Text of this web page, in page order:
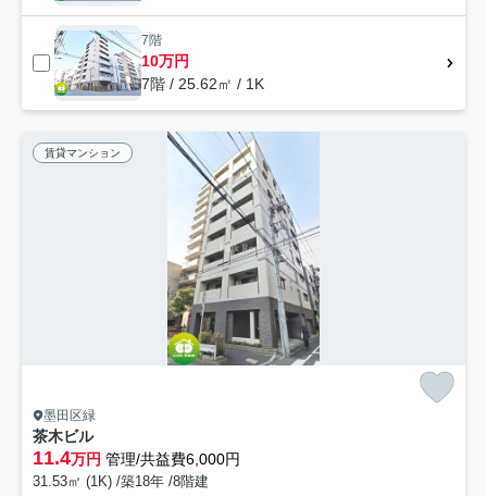
7階
10万円
7階 / 25.62㎡ / 1K
賃貸マンション
墨田区緑
茶木ビル
11.4万円 管理/共益費6,000円
31.53㎡ (1K) /築18年 /8階建